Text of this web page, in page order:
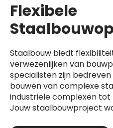
Flexibele
Staalbouw biedt
verwezenlijken van
specialisten zijn
bouwen van complexe
industriële complexen tot
Jouw staalbouwproject